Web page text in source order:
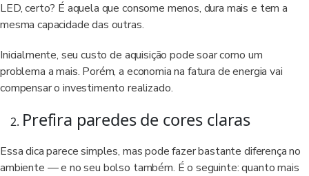
LED, certo? É aquela que consome menos, dura mais e tem a
mesma capacidade das outras.
Inicialmente, seu custo de aquisição pode soar como um
problema a mais. Porém, a economia na fatura de energia vai
compensar o investimento realizado.
Prefira paredes de cores claras
Essa dica parece simples, mas pode fazer bastante diferença no
ambiente — e no seu bolso também. É o seguinte: quanto mais